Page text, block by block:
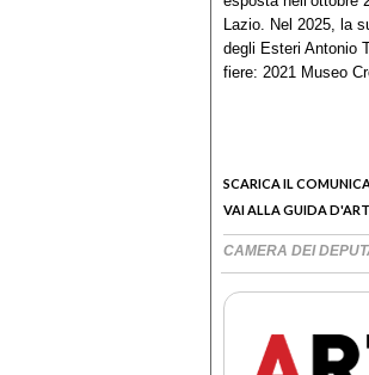
Lazio. Nel 2025, la
degli Esteri Antonio
fiere: 2021 Museo
SCARICA IL
VAI ALLA GUIDA
CAMERA DEI